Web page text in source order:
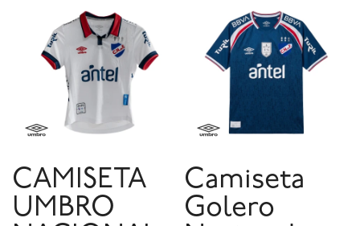
CAMISETA
UMBRO
Camiseta
Golero